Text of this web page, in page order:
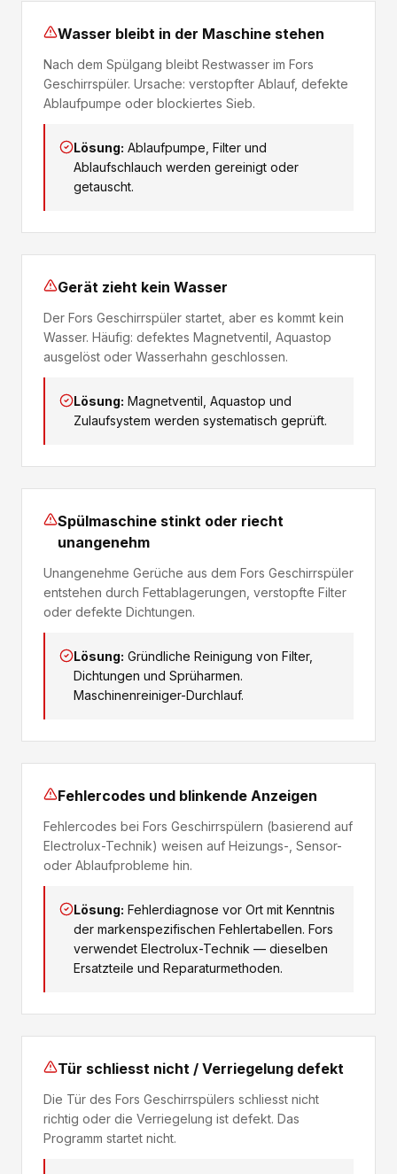
Wasser bleibt in der Maschine stehen
Nach dem Spülgang bleibt Restwasser im Fors
Geschirrspüler. Ursache: verstopfter Ablauf, defekte
Ablaufpumpe oder blockiertes Sieb.
Lösung: Ablaufpumpe, Filter und
Ablaufschlauch werden gereinigt oder
getauscht.
Gerät zieht kein Wasser
Der Fors Geschirrspüler startet, aber es kommt kein
Wasser. Häufig: defektes Magnetventil, Aquastop
ausgelöst oder Wasserhahn geschlossen.
Lösung: Magnetventil, Aquastop und
Zulaufsystem werden systematisch geprüft.
Spülmaschine stinkt oder riecht
unangenehm
Unangenehme Gerüche aus dem Fors Geschirrspüler
entstehen durch Fettablagerungen, verstopfte Filter
oder defekte Dichtungen.
Lösung: Gründliche Reinigung von Filter,
Dichtungen und Sprüharmen.
Maschinenreiniger-Durchlauf.
Fehlercodes und blinkende Anzeigen
Fehlercodes bei Fors Geschirrspülern (basierend auf
Electrolux-Technik) weisen auf Heizungs-, Sensor-
oder Ablaufprobleme hin.
Lösung: Fehlerdiagnose vor Ort mit Kenntnis
der markenspezifischen Fehlertabellen. Fors
verwendet Electrolux-Technik — dieselben
Ersatzteile und Reparaturmethoden.
Tür schliesst nicht / Verriegelung defekt
Die Tür des Fors Geschirrspülers schliesst nicht
richtig oder die Verriegelung ist defekt. Das
Programm startet nicht.